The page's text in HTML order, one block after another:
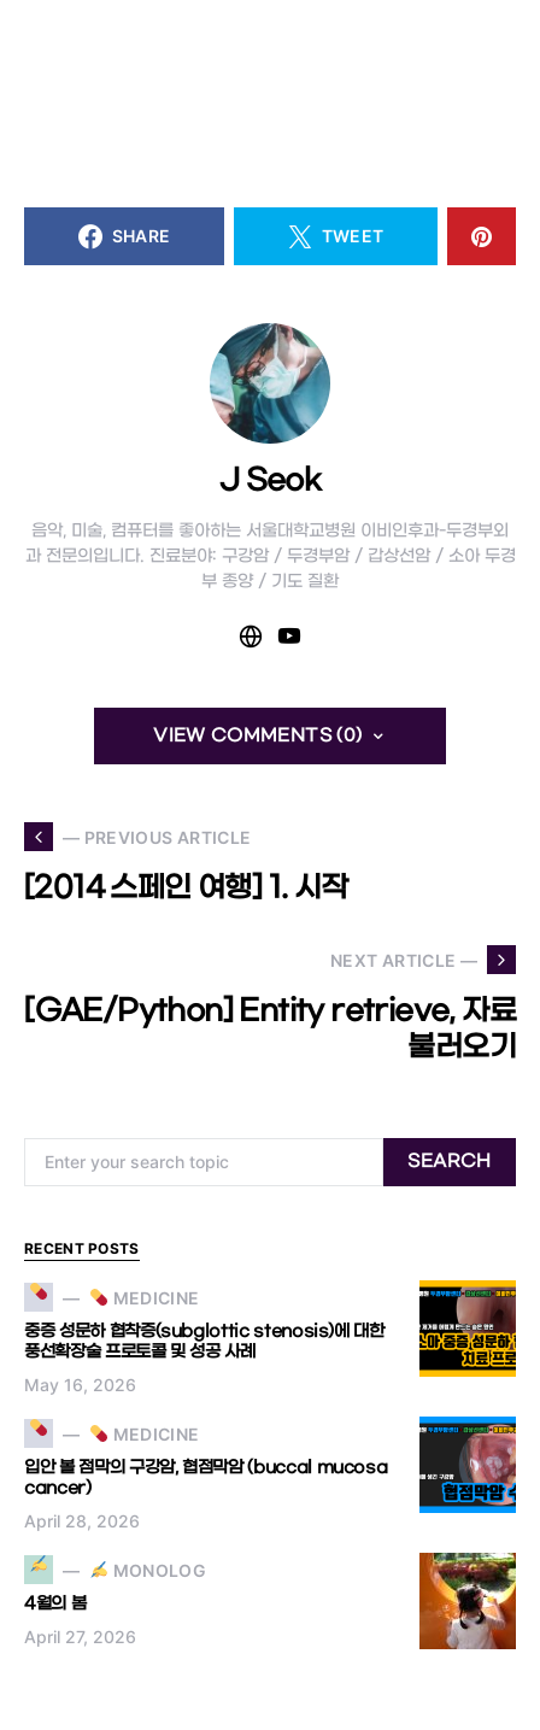
SHARE TWEET
J Seok
음악, 미술, 컴퓨터를 좋아하는 서울대학교병원 이비인후과-두경부외
과 전문의입니다. 진료분야: 구강암 / 두경부암 / 갑상선암 / 소아 두경
부 종양 / 기도 질환
VIEW COMMENTS (0)
— PREVIOUS ARTICLE
[2014 스페인 여행] 1. 시작
NEXT ARTICLE —
[GAE/Python] Entity retrieve, 자료
불러오기
SEARCH
RECENT POSTS
MEDICINE
중증 성문하 협착증(subglottic stenosis)에 대한
풍선확장술 프로토콜 및 성공 사례
May 16, 2026
MEDICINE
입안 볼 점막의 구강암, 협점막암 (buccal mucosa
cancer)
April 28, 2026
MONOLOG
4월의 봄
April 27, 2026